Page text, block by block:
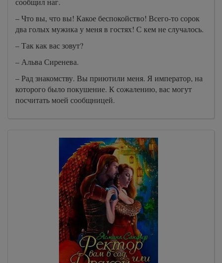
– Что вы, что вы! Какое беспокойство! Всего-то сорок
два голых мужика у меня в гостях! С кем не случалось.
– Так как вас зовут?
– Альва Сиренева.
– Рад знакомству. Вы приютили меня. Я император, на
которого было покушение. К сожалению, вас могут
посчитать моей сообщницей.